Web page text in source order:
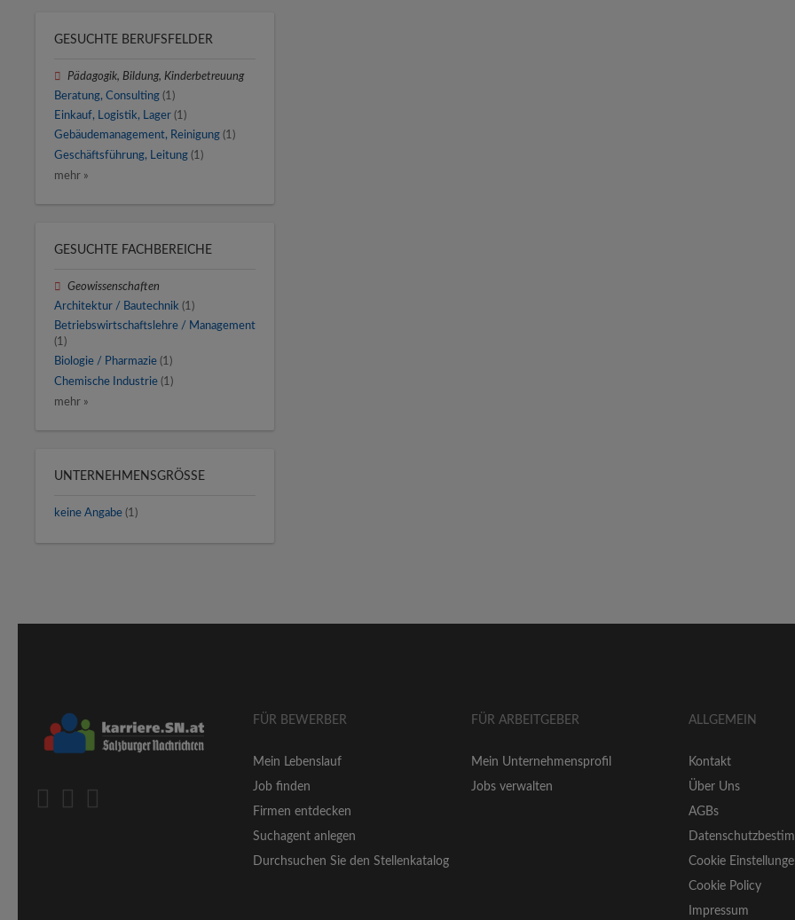
GESUCHTE BERUFSFELDER
Pädagogik, Bildung, Kinderbetreuung
Beratung, Consulting (1)
Einkauf, Logistik, Lager (1)
Gebäudemanagement, Reinigung (1)
Geschäftsführung, Leitung (1)
mehr »
GESUCHTE FACHBEREICHE
Geowissenschaften
Architektur / Bautechnik (1)
Betriebswirtschaftslehre / Management
(1)
Biologie / Pharmazie (1)
Chemische Industrie (1)
mehr »
UNTERNEHMENSGRÖSSE
keine Angabe (1)
FÜR BEWERBER
Mein Lebenslauf
Job finden
Firmen entdecken
Suchagent anlegen
Durchsuchen Sie den Stellenkatalog
FÜR ARBEITGEBER
Mein Unternehmensprofil
Jobs verwalten
ALLGEMEIN
Kontakt
Über Uns
AGBs
Cookie
Cookie Policy
Impressum